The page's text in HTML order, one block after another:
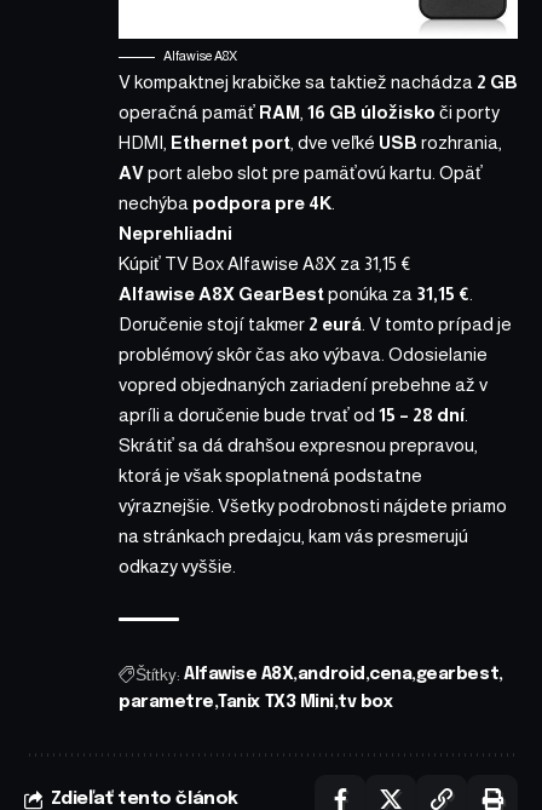
Alfawise A8X
V kompaktnej krabičke sa taktiež nachádza 2 GB
operačná pamäť RAM 16 GB úložisko či porty
HDMI, Ethernet port , dve veľké USB rozhrania,
AVport alebo slot pre pamäťovú kartu. Opäť
nechýba podpora pre 4K
Neprehliadni
Kúpiť TV Box Alfawise A8X za 31,15 €
Alfawise A8X GearBestponúka za 31,15 €
Doručenie stojí takmer 2 eurá . V tomto prípad je
problémový skôr čas ako výbava. Odosielanie
vopred objednaných zariadení prebehne až v
apríli a doručenie bude trvať od 15 – 28 dní
Skrátiť sa dá drahšou expresnou prepravou,
ktorá je však spoplatnená podstatne
výraznejšie. Všetky podrobnosti nájdete priamo
na stránkach predajcu, kam vás presmerujú
odkazy vyššie.
Štítky: Alfawise A8X android cena gearbest
parametre Tanix TX3 Mini tv box
Zdieľať tento článok